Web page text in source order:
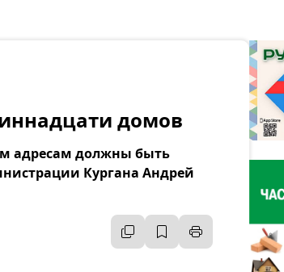
домов
адресам должны быть
Кургана Андрей